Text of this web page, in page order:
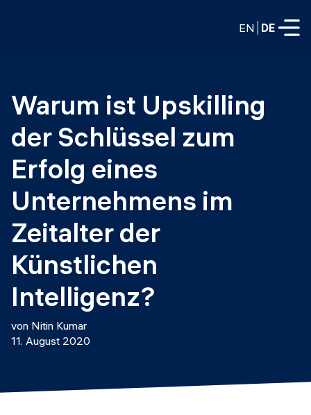
EN DE
VOLLZEITPROGRAMME
Data Science
Web-Entwicklung und KI
TEILZEITROGRAMME
Data Science
DevOps
DevOps zu LLMOps
LLMOps
KURZKURSE
Python Programmierung
Weiterbildung / Schulung
Consulting
Prototyping
Stell unsere Absolventen ein
Wer wir sind
Blog
Partner
Veranstaltungen
Abschlussprojekte
Warum ist Upskilling
der Schlüssel zum
Erfolg eines
Unternehmens im
Zeitalter der
Künstlichen
Intelligenz?
von Nitin Kumar
11. August 2020